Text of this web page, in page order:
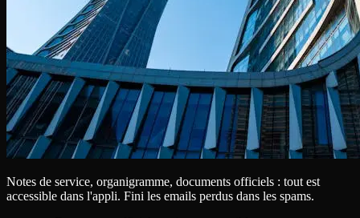
Notes de service, organigramme, documents officiels : tout est
accessible dans l'appli. Fini les emails perdus dans les spams.